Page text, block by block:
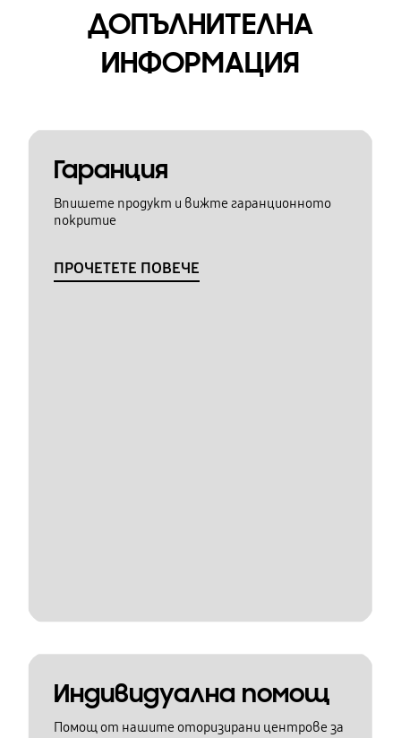
ДОПЪЛНИТЕЛНА
ИНФОРМАЦИЯ
Гаранция
Впишете продукт и вижте гаранционното
покритие
ПРОЧЕТЕТЕ ПОВЕЧЕ
Индивидуална помощ
Помощ от нашите оторизирани центрове за